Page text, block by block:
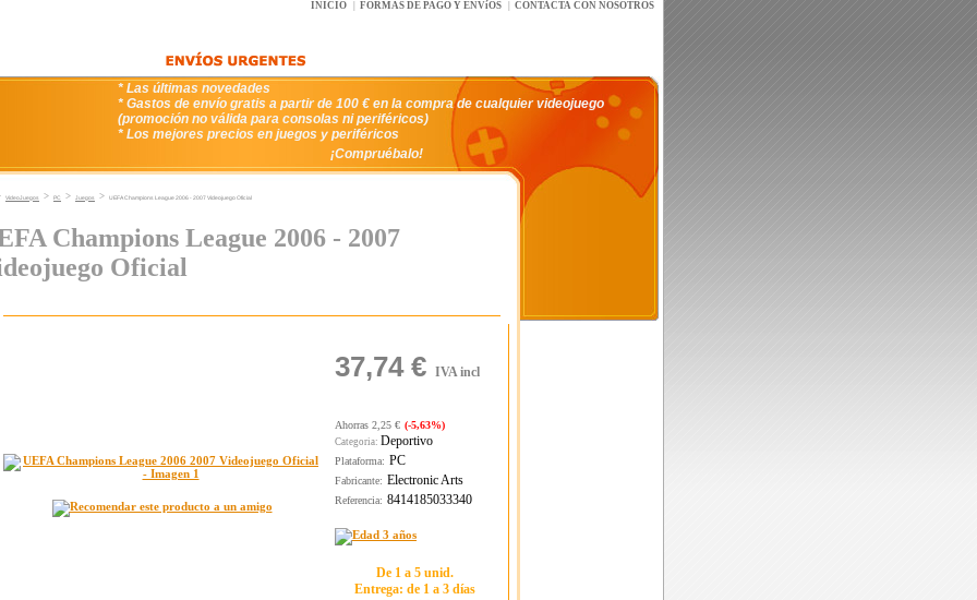
INICIO FORMAS DE PAGO Y ENVíOS CONTACTA CON NOSOTROS
* Las últimas novedades
* Gastos de envío gratis a partir de 100 € en la compra de cualquier videojuego
(promoción no válida para consolas ni periféricos)
* Los mejores precios en juegos y periféricos
¡Compruébalo!
VideoJuegos > PC > Juegos > UEFA Champions League 2006 - 2007 Videojuego Oficial
Champions League 2006 - 2007
Oficial
37,74 € IVA incl
Ahorras 2,25 € (-5,63%)
Categoria: Deportivo
Plataforma: PC
Fabricante: Electronic Arts
Referencia: 8414185033340
De 1 a 5 unid.
Entrega: de 1 a 3 días